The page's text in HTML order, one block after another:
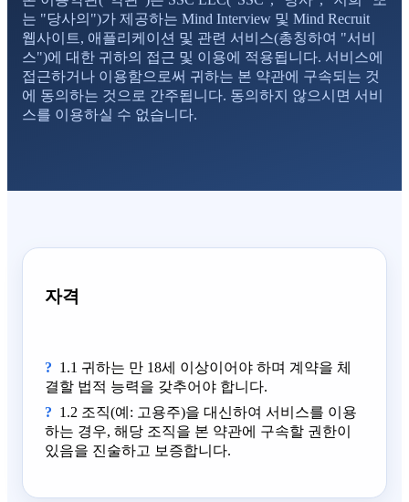
는 "당사의")가 제공하는 Mind Interview 및 Mind Recruit
웹사이트, 애플리케이션 및 관련 서비스(총칭하여 "서비
스")에 대한 귀하의 접근 및 이용에 적용됩니다. 서비스에
접근하거나 이용함으로써 귀하는 본 약관에 구속되는 것
에 동의하는 것으로 간주됩니다. 동의하지 않으시면 서비
스를 이용하실 수 없습니다.
자격
1.1 귀하는 만 18세 이상이어야 하며 계약을 체
결할 법적 능력을 갖추어야 합니다.
1.2 조직(예: 고용주)을 대신하여 서비스를 이용
하는 경우, 해당 조직을 본 약관에 구속할 권한이
있음을 진술하고 보증합니다.